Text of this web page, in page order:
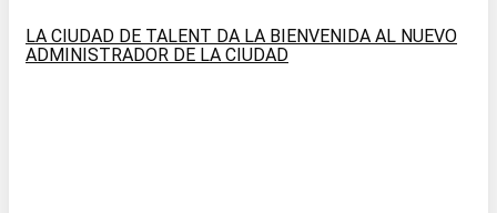
LA CIUDAD DE TALENT DA LA BIENVENIDA AL NUEVO
ADMINISTRADOR DE LA CIUDAD